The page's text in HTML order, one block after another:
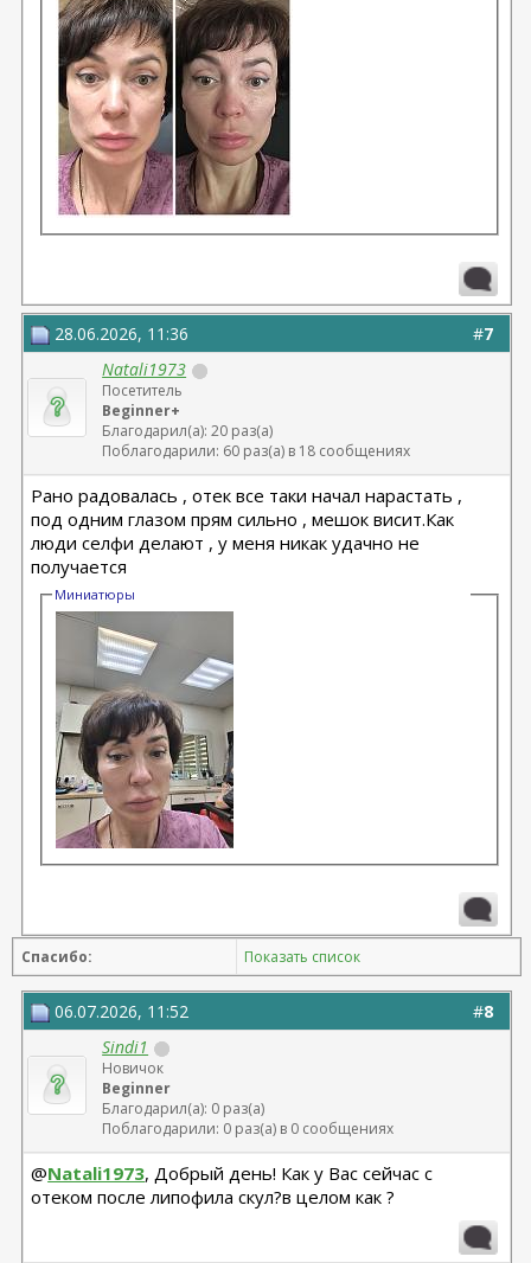
#7
28.06.2026, 11:36
Natali1973
Посетитель
Beginner+
Благодарил(а): 20 раз(а)
Поблагодарили: 60 раз(а) в 18 сообщениях
Рано радовалась , отек все таки начал нарастать ,
под одним глазом прям сильно , мешок висит.Как
люди селфи делают , у меня никак удачно не
получается
Миниатюры
Спасибо: Показать список
#8
06.07.2026, 11:52
Sindi1
Новичок
Beginner
Благодарил(а): 0 раз(а)
Поблагодарили: 0 раз(а) в 0 сообщениях
@Natali1973, Добрый день! Как у Вас сейчас с
отеком после липофила скул?в целом как ?